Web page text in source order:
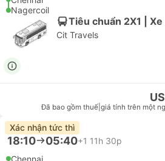
Nagercoil
Tiêu chuẩn 2X1 |
Cit Travels
Đã bao gồm thuế giá tính trên một
Xác nhận tức thì
18:10 05:40+1 11h 30p
Chennai